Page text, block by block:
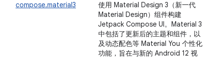
compose.material3
使用 Material Design 3（新一代
Material Design）组件构建
Jetpack Compose UI。Material 3
中包括了更新后的主题和组件，以
及动态配色等 Material You 个性化
功能，旨在与新的 Android 12 视